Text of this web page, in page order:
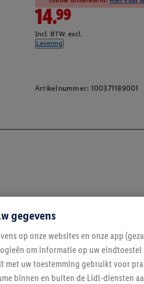
14.99
Incl. BTW. excl.
Levering
Artikelnummer: 100371189001
op de hoogte
je in op de newsletter
gegevens
op onze websites en onze app
om informatie op uw eindtoestel
met uw toestemming gebruikt voor
binnen en buiten de Lidl-diensten